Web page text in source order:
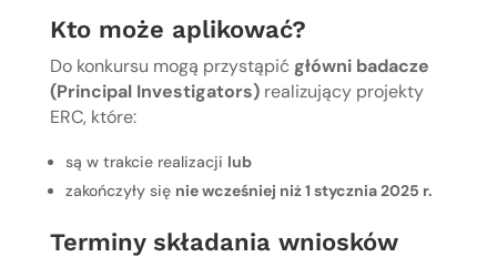
Kto może aplikować?
Do konkursu mogą przystąpić główni badacze
(Principal Investigators)realizujący projekty
ERC, które:
są w trakcie realizacji lub
zakończyły się nie wcześniej niż 1 stycznia 2025 r.
Terminy składania wniosków